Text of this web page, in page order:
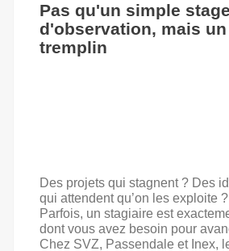
Pas qu'un simple stage
d'observation, mais un
tremplin
Des projets qui stagnent ? Des
qui attendent qu’on les exploite ?
Parfois, un stagiaire est
dont vous avez besoin pour
Chez SVZ, Passendale et Inex,